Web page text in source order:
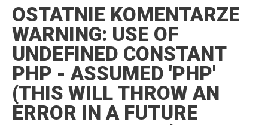
OSTATNIE KOMENTARZE
WARNING: USE OF
UNDEFINED CONSTANT
PHP - ASSUMED 'PHP'
(THIS WILL THROW AN
ERROR IN A FUTURE